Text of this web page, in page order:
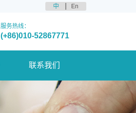
中 En
服务热线：
(+86)010-52867771
联系我们